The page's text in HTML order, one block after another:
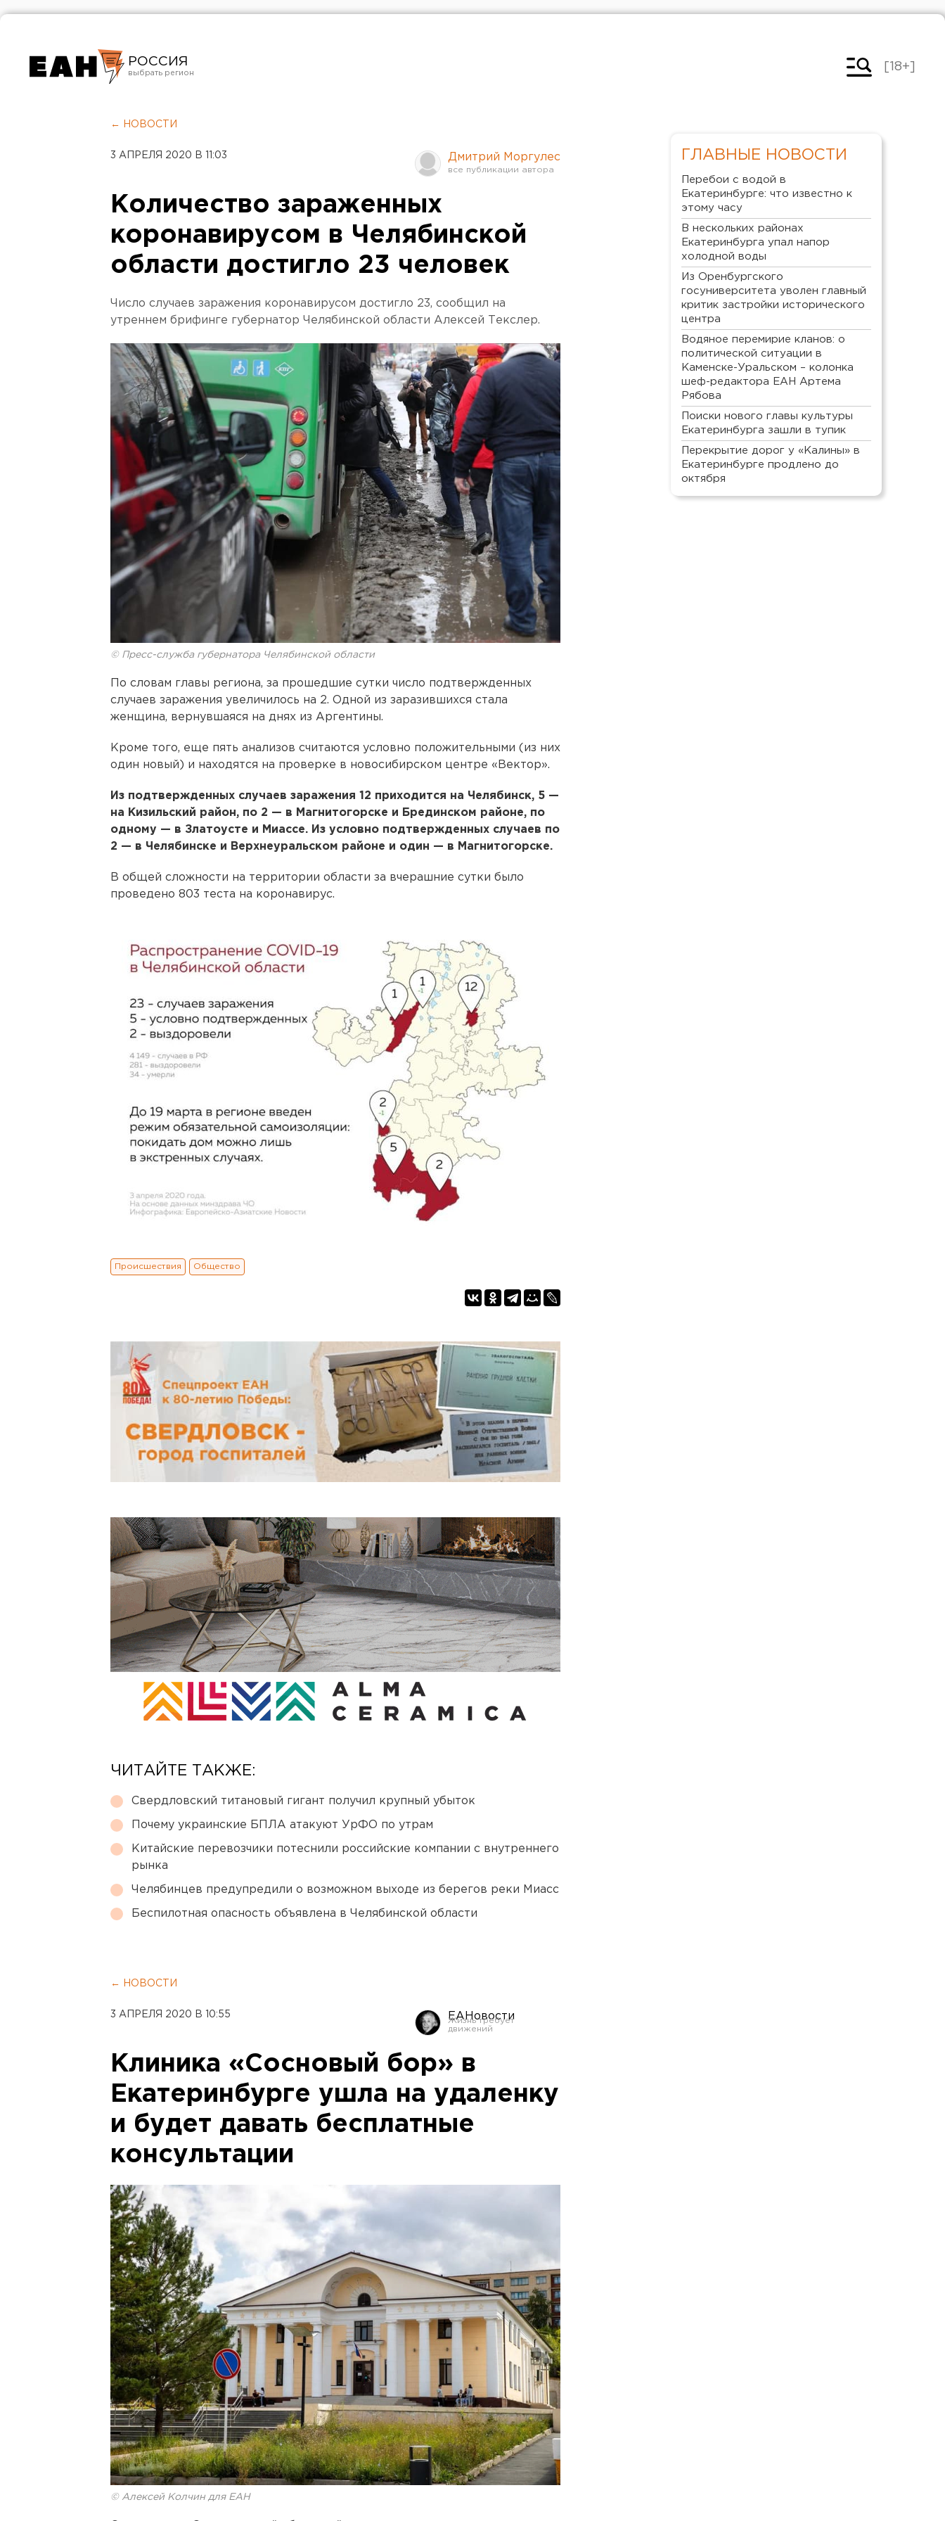
РОССИЯ
Челябинск
[18+]
← НОВОСТИ
3 АПРЕЛЯ 2020 В 11:03 Дмитрий Моргулес
Количество зараженных
коронавирусом в Челябинской
области достигло 23 человек
Число случаев заражения коронавирусом достигло 23, сообщил на
утреннем брифинге губернатор Челябинской области Алексей Текслер.
© Пресс-служба губернатора Челябинской области
По словам главы региона, за прошедшие сутки число подтвержденных
случаев заражения увеличилось на 2. Одной из заразившихся стала
женщина, вернувшаяся на днях из Аргентины.
Кроме того, еще пять анализов считаются условно положительными (из них
один новый) и находятся на проверке в новосибирском центре «Вектор».
Из подтвержденных случаев заражения 12 приходится на Челябинск, 5 —
на Кизильский район, по 2 — в Магнитогорске и Брединском районе, по
одному — в Златоусте и Миассе. Из условно подтвержденных случаев по
2 — в Челябинске и Верхнеуральском районе и один — в Магнитогорске.
В общей сложности на территории области за вчерашние сутки было
проведено 803 теста на коронавирус.
Происшествия Общество
ЧИТАЙТЕ ТАКЖЕ:
Свердловский титановый гигант получил крупный убыток
Почему украинские БПЛА атакуют УрФО по утрам
Китайские перевозчики потеснили российские компании с внутреннего
рынка
Челябинцев предупредили о возможном выходе из берегов реки Миасс
Беспилотная опасность объявлена в Челябинской области
← НОВОСТИ
3 АПРЕЛЯ 2020 В 10:55 ЕАНовости
Клиника «Сосновый бор» в
Екатеринбурге ушла на удаленку
и будет давать бесплатные
консультации
© Алексей Колчин для ЕАН
ГЛАВНЫЕ НОВОСТИ
Перебои с водой в
Екатеринбурге: что известно к
этому часу
В нескольких районах
Екатеринбурга упал напор
холодной воды
Из Оренбургского
госуниверситета уволен главный
критик застройки исторического
центра
Водяное перемирие кланов: о
политической ситуации в
Каменске-Уральском – колонка
шеф-редактора ЕАН Артема
Рябова
Поиски нового главы культуры
Екатеринбурга зашли в тупик
Перекрытие дорог у «Калины» в
Екатеринбурге продлено до
октября